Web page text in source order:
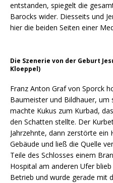
entstanden, spiegelt die
Barocks wider. Diesseits und
hier die beiden Seiten einer
Die Szenerie von der Geburt
Kloeppel)
Franz Anton Graf von Sporck
Baumeister und Bildhauer, um
machte Kukus zum Kurbad,
den Schatten stellte. Der
Jahrzehnte, dann zerstörte ein
Gebäude und ließ die Quelle
Teile des Schlosses einem
Hospital am anderen Ufer
Betrieb und wurde gerade mit